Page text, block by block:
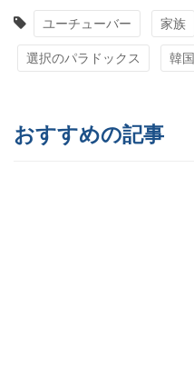
ユーチューバー 家族
選択のパラドックス 韓国
おすすめの記事